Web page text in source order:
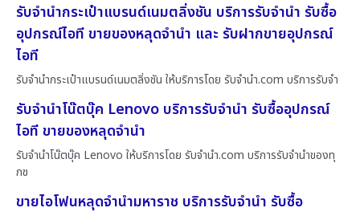
รับจำนำกระเป๋าแบรนด์เนมตลิ่งชัน บริการรับจำนำ รับซื้อ
อุปกรณ์ไอที ขายของหลุดจำนำ และ รับฝากขายอุปกรณ์
ไอที
รับจำนำกระเป๋าแบรนด์เนมตลิ่งชัน ให้บริการโดย รับจํานํา.com บริการรับจำ
รับจำนำโน๊ตบุ๊ค Lenovo บริการรับจำนำ รับซื้ออุปกรณ์
ไอที ขายของหลุดจำนำ
รับจำนำโน๊ตบุ๊ค Lenovo ให้บริการโดย รับจํานํา.com บริการรับจำนำของทุ
กช
ขายไอโฟนหลุดจำนำมหาราช บริการรับจำนำ รับซื้อ